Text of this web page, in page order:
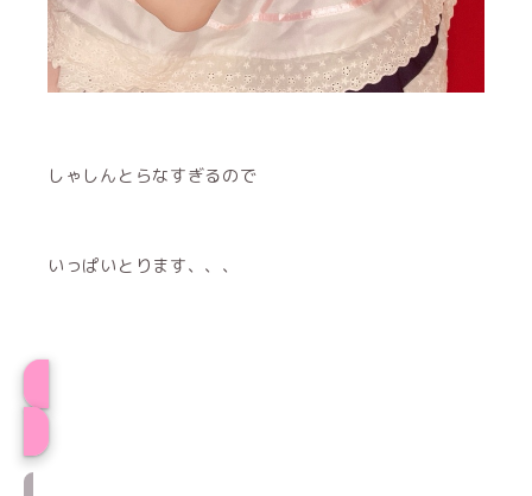
しゃしんとらなすぎるので
いっぱいとります、、、